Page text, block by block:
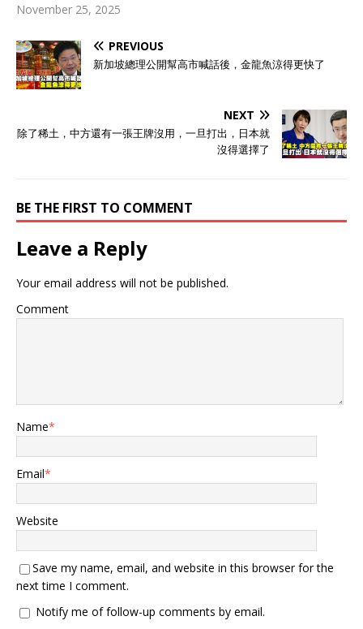
November 25, 2025
PREVIOUS
新加坡總理公開幫高市喊話後，金龍魚涼得更快了
NEXT
除了稀土，中方還有一張王牌沒用，一旦打出，日本就
沒得選擇了
BE THE FIRST TO COMMENT
Leave a Reply
Your email address will not be published.
Comment
Name*
Email*
Website
Save my name, email, and website in this browser for the
next time I comment.
Notify me of follow-up comments by email.